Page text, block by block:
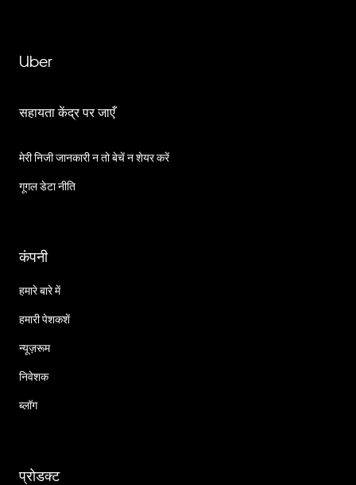
Uber
सहायता केंद्र पर जाएँ
मेरी निजी जानकारी न तो बेचें न शेयर करें
गूगल डेटा नीति
कंपनी
हमारे बारे में
हमारी पेशकशें
न्यूज़रूम
निवेशक
ब्लॉग
प्रोडक्ट